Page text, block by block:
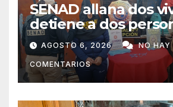
SENAD allana dos
detiene a dos
presunto
Concepción
AGOSTO 6, 2026 NO HAY
COMENTARIOS